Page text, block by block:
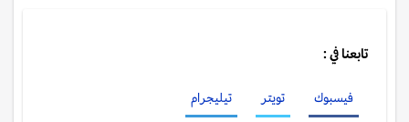
تابعنا في :
فيسبوك تويتر تيليجرام